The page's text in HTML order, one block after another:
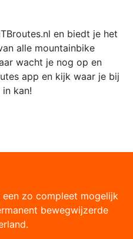
en biedt je het
alle mountainbike
wacht je nog op en
app en kijk waar je bij
kan!
zo compleet mogelijk
bewegwijzerde